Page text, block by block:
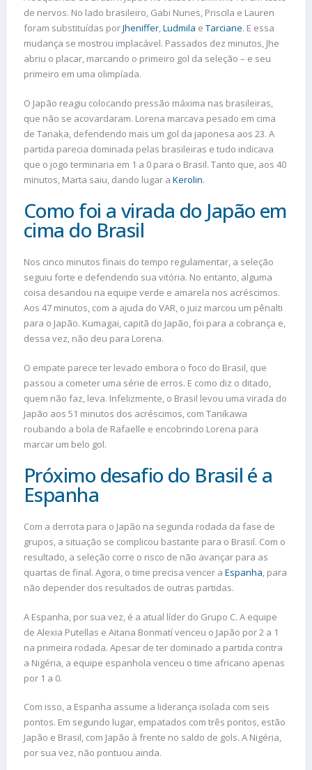
de nervos. No lado brasileiro, Gabi Nunes, Priscila e Lauren
foram substituídas porJheniffer,Ludmila e Tarciane. E essa
mudança se mostrou implacável. Passados dez minutos, Jhe
abriu o placar, marcando o primeiro gol da seleção – e seu
primeiro em uma olimpíada.
O Japão reagiu colocando pressão máxima nas brasileiras,
que não se acovardaram. Lorena marcava pesado em cima
de Tanaka, defendendo mais um gol da japonesa aos 23. A
partida parecia dominada pelas brasileiras e tudo indicava
que o jogo terminaria em 1 a 0 para o Brasil. Tanto que, aos 40
minutos, Marta saiu, dando lugar a Kerolin.
Como foi a virada do Japão em
cima do Brasil
Nos cinco minutos finais do tempo regulamentar, a seleção
seguiu forte e defendendo sua vitória. No entanto, alguma
coisa desandou na equipe verde e amarela nos acréscimos.
Aos 47 minutos, com a ajuda do VAR, o juiz marcou um pênalti
para o Japão. Kumagai, capitã do Japão, foi para a cobrança e,
dessa vez, não deu para Lorena.
O empate parece ter levado embora o foco do Brasil, que
passou a cometer uma série de erros. E como diz o ditado,
quem não faz, leva. Infelizmente, o Brasil levou uma virada do
Japão aos 51 minutos dos acréscimos, com Tanikawa
roubando a bola de Rafaelle e encobrindo Lorena para
marcar um belo gol.
Próximo desafio do Brasil é a
Espanha
Com a derrota para o Japão na segunda rodada da fase de
grupos, a situação se complicou bastante para o Brasil. Com o
resultado, a seleção corre o risco de não avançar para as
quartas de final. Agora, o time precisa vencer a Espanha, para
não depender dos resultados de outras partidas.
A Espanha, por sua vez, é a atual líder do Grupo C. A equipe
de Alexia Putellas e Aitana Bonmatí venceu o Japão por 2 a 1
na primeira rodada. Apesar de ter dominado a partida contra
a Nigéria, a equipe espanhola venceu o time africano apenas
por 1 a 0.
Com isso, a Espanha assume a liderança isolada com seis
pontos. Em segundo lugar, empatados com três pontos, estão
Japão e Brasil, com Japão à frente no saldo de gols. A Nigéria,
por sua vez, não pontuou ainda.